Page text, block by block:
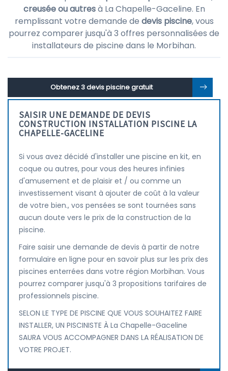
creusée ou autresà La Chapelle-Gaceline. En
remplissant votre demande de devis piscine, vous
pourrez comparer jusqu'à 3 offres personnalisées de
installateurs de piscine dans le Morbihan.
Obtenez 3 devis piscine gratuit
SAISIR UNE DEMANDE DE DEVIS
CONSTRUCTION INSTALLATION PISCINE LA
CHAPELLE-GACELINE
Si vous avez décidé d'installer une piscine en kit, en
coque ou autres, pour vous des heures infinies
d'amusement et de plaisir et / ou comme un
investissement visant à ajouter de coût à la valeur
de votre bien., vos pensées se sont tournées sans
aucun doute vers le prix de la construction de la
piscine.
Faire saisir une demande de devis à partir de notre
formulaire en ligne pour en savoir plus sur les prix des
piscines enterrées dans votre région Morbihan. Vous
pourrez comparer jusqu'à 3 propositions tarifaires de
professionnels piscine.
SELON LE TYPE DE PISCINE QUE VOUS SOUHAITEZ FAIRE
INSTALLER, UN PISCINISTE À La Chapelle-Gaceline
SAURA VOUS ACCOMPAGNER DANS LA RÉALISATION DE
VOTRE PROJET.